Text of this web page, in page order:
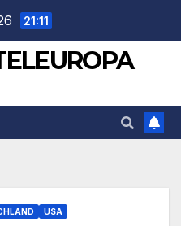
21:11
USA